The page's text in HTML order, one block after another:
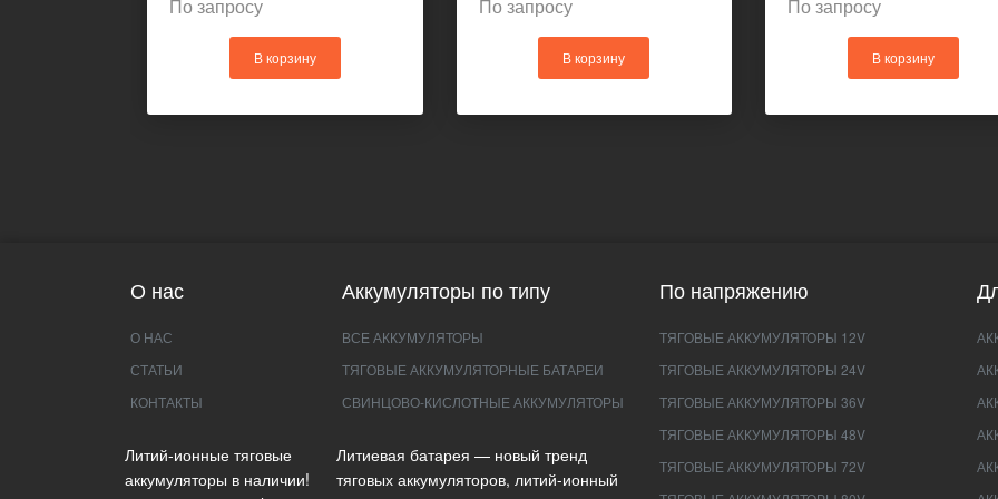
По запросу
В корзину
По запросу
В корзину
По запросу
В корзину
О нас
О НАС
СТАТЬИ
КОНТАКТЫ
Литий-ионные тяговые
аккумуляторы в наличии!
Аккумуляторы по типу
ВСЕ АККУМУЛЯТОРЫ
ТЯГОВЫЕ АККУМУЛЯТОРНЫЕ БАТАРЕИ
СВИНЦОВО-КИСЛОТНЫЕ АККУМУЛЯТОРЫ
Литиевая батарея — новый тренд
тяговых аккумуляторов, литий-ионный
По напряжению
ТЯГОВЫЕ АККУМУЛЯТОРЫ 12V
ТЯГОВЫЕ АККУМУЛЯТОРЫ 24V
ТЯГОВЫЕ АККУМУЛЯТОРЫ 36V
ТЯГОВЫЕ АККУМУЛЯТОРЫ 48V
ТЯГОВЫЕ АККУМУЛЯТОРЫ 72V